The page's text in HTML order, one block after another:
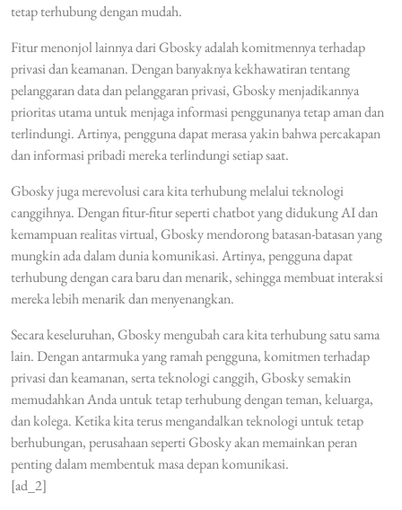
tetap terhubung dengan mudah.
Fitur menonjol lainnya dari Gbosky adalah komitmennya terhadap
privasi dan keamanan. Dengan banyaknya kekhawatiran tentang
pelanggaran data dan pelanggaran privasi, Gbosky menjadikannya
prioritas utama untuk menjaga informasi penggunanya tetap aman dan
terlindungi. Artinya, pengguna dapat merasa yakin bahwa percakapan
dan informasi pribadi mereka terlindungi setiap saat.
Gbosky juga merevolusi cara kita terhubung melalui teknologi
canggihnya. Dengan fitur-fitur seperti chatbot yang didukung AI dan
kemampuan realitas virtual, Gbosky mendorong batasan-batasan yang
mungkin ada dalam dunia komunikasi. Artinya, pengguna dapat
terhubung dengan cara baru dan menarik, sehingga membuat interaksi
mereka lebih menarik dan menyenangkan.
Secara keseluruhan, Gbosky mengubah cara kita terhubung satu sama
lain. Dengan antarmuka yang ramah pengguna, komitmen terhadap
privasi dan keamanan, serta teknologi canggih, Gbosky semakin
memudahkan Anda untuk tetap terhubung dengan teman, keluarga,
dan kolega. Ketika kita terus mengandalkan teknologi untuk tetap
berhubungan, perusahaan seperti Gbosky akan memainkan peran
penting dalam membentuk masa depan komunikasi.
[ad_2]